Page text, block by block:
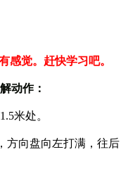
感觉。赶快学习吧。
动作：
1.5米处。
方向盘向左打满，往后